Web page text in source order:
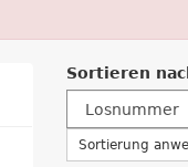
Sortieren
Sortierung